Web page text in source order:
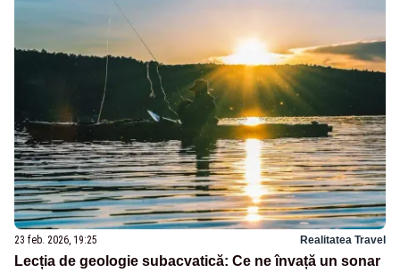
23 feb. 2026, 19:25 Realitatea Travel
Lecția de geologie subacvatică: Ce ne învață un sonar